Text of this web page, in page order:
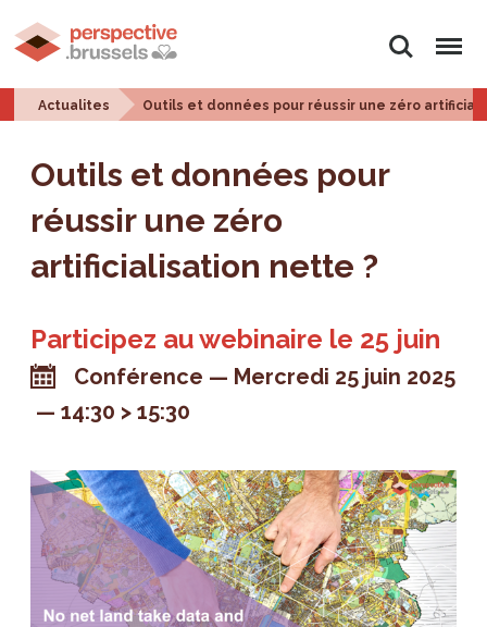
Rechercher
Menu
Actualites Outils et données pour réussir une zéro
Outils et données pour
réussir une zéro
artificialisation nette ?
Participez au webinaire le 25 juin
Conférence
Mercredi 25 juin 2025
14:30 > 15:30